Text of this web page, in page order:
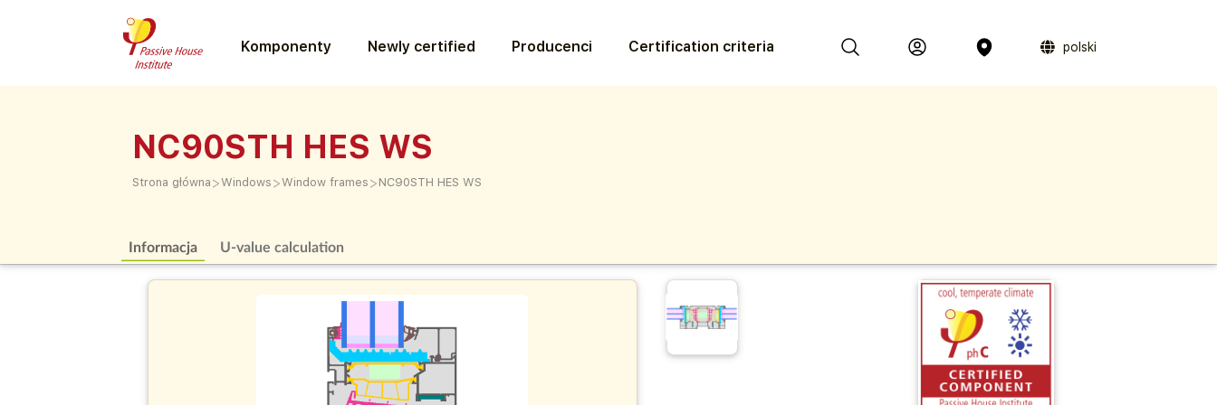
Komponenty Newly certified Producenci Certification criteria polski
NC90STH HES WS
Strona główna >Windows >Window frames > NC90STH HES WS
Informacja U-value calculation